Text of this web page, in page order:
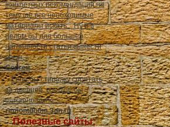
конкретных рекомендаций на
тему где все необходимые
материалы искать... Ну и в
целом бы для большей
наглядности статьи вынести
все н...
Сергей
Если бы стиралку спрятать
за дверцей, вообще бы
шикарно было....
remontdoma.3dn.ru
Полезные сайты: